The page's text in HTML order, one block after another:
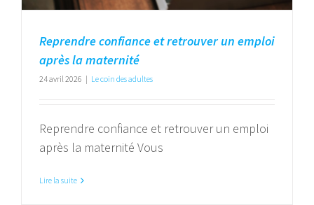
Reprendre confiance et retrouver un emploi
après la maternité
24 avril 2026 | Le coin des adultes
Reprendre confiance et retrouver un emploi
après la maternité Vous
Lire la suite